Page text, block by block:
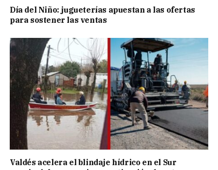
Día del Niño: jugueterías apuestan a las ofertas
para sostener las ventas
Valdés acelera el blindaje hídrico en el Sur